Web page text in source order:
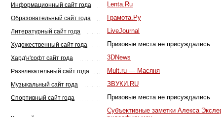
Информационный сайт года Lenta.Ru
Образовательный сайт года Грамота.Ру
Литературный сайт года LiveJournal
Художественный сайт года Призовые места не присуждались
Хард'н'софт сайт года 3DNews
Развлекательный сайт года Mult.ru — Масяня
Музыкальный сайт года ЗВУКИ.RU
Спортивный сайт года Призовые места не присуждались
Субъективные заметки Алекса